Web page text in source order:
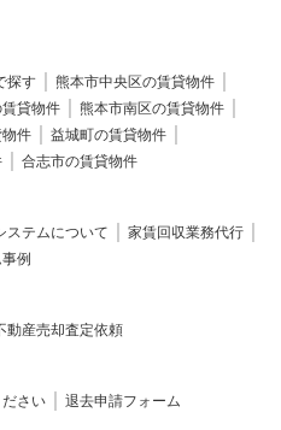
探す
熊本市中央区の賃貸物件
貸物件
熊本市南区の賃貸物件
件
益城町の賃貸物件
合志市の賃貸物件
ステムについて
家賃回収業務代行
例
動産売却査定依頼
さい 退去申請フォーム